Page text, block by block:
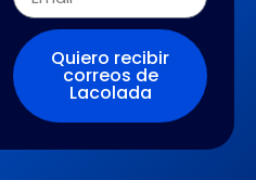
Quiero recibir
correos de
Lacolada